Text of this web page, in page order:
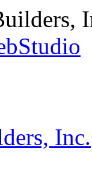
Inc.